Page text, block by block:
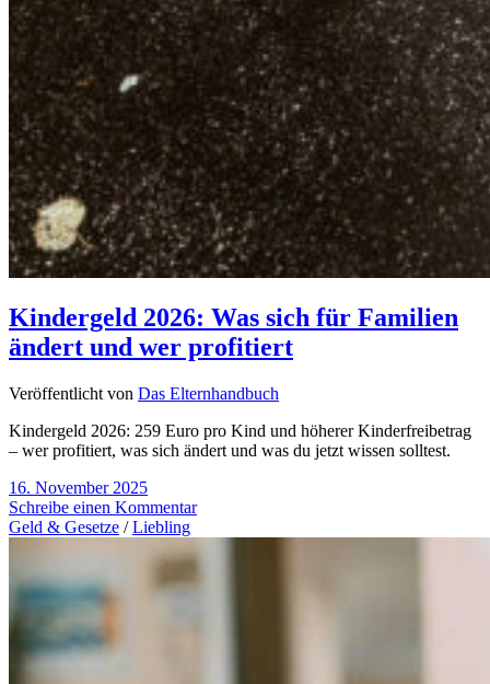
Kindergeld 2026: Was sich für Familien
ändert und wer profitiert
Veröffentlicht von Das Elternhandbuch
Kindergeld 2026: 259 Euro pro Kind und höherer Kinderfreibetrag
– wer profitiert, was sich ändert und was du jetzt wissen solltest.
16. November 2025
Schreibe einen Kommentar
Geld & Gesetze /Liebling